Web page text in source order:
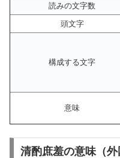
読みの文字数
頭文字
構成する文字
意味
清酌庶羞の意味（外